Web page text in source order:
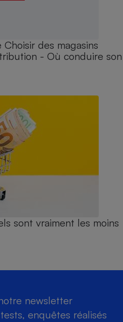
des magasins
- Où conduire son
sont vraiment les moins
newsletter
enquêtes réalisés